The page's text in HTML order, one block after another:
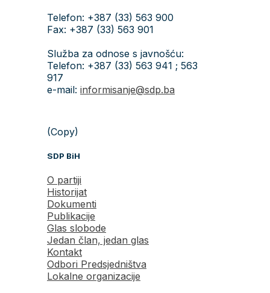
Telefon: +387 (33) 563 900
Fax: +387 (33) 563 901
Služba za odnose s javnošću:
Telefon: +387 (33) 563 941 ; 563
917
e-mail: informisanje@sdp.ba
(Copy)
SDP BiH
O partiji
Historijat
Dokumenti
Publikacije
Glas slobode
Jedan član, jedan glas
Kontakt
Odbori Predsjedništva
Lokalne organizacije